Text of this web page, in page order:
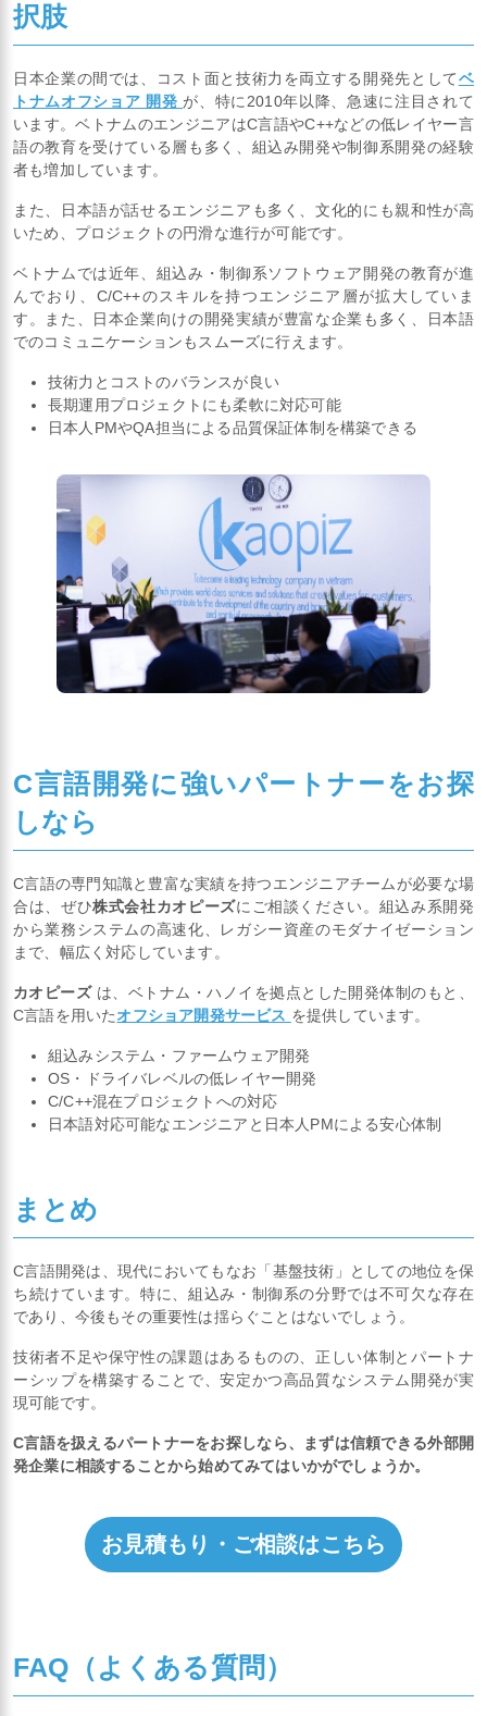
択肢
日本企業の間では、コスト面と技術力を両立する開発先としてベ
トナムオフショア 開発 が、特に2010年以降、急速に注目されて
います。ベトナムのエンジニアはC言語やC++などの低レイヤー言
語の教育を受けている層も多く、組込み開発や制御系開発の経験
者も増加しています。
また、日本語が話せるエンジニアも多く、文化的にも親和性が高
いため、プロジェクトの円滑な進行が可能です。
ベトナムでは近年、組込み・制御系ソフトウェア開発の教育が進
んでおり、C/C++のスキルを持つエンジニア層が拡大していま
す。また、日本企業向けの開発実績が豊富な企業も多く、日本語
でのコミュニケーションもスムーズに行えます。
技術力とコストのバランスが良い
長期運用プロジェクトにも柔軟に対応可能
日本人PMやQA担当による品質保証体制を構築できる
C言語開発に強いパートナーをお探
しなら
C言語の専門知識と豊富な実績を持つエンジニアチームが必要な場
合は、ぜひ株式会社カオピーズにご相談ください。組込み系開発
から業務システムの高速化、レガシー資産のモダナイゼーション
まで、幅広く対応しています。
カオピーズ は、ベトナム・ハノイを拠点とした開発体制のもと、
C言語を用いたオフショア開発サービス を提供しています。
組込みシステム・ファームウェア開発
OS・ドライバレベルの低レイヤー開発
C/C++混在プロジェクトへの対応
日本語対応可能なエンジニアと日本人PMによる安心体制
まとめ
C言語開発は、現代においてもなお「基盤技術」としての地位を保
ち続けています。特に、組込み・制御系の分野では不可欠な存在
であり、今後もその重要性は揺らぐことはないでしょう。
技術者不足や保守性の課題はあるものの、正しい体制とパートナ
ーシップを構築することで、安定かつ高品質なシステム開発が実
現可能です。
C言語を扱えるパートナーをお探しなら、まずは信頼できる外部開
発企業に相談することから始めてみてはいかがでしょうか。
お見積もり・ご相談はこちら
FAQ（よくある質問）